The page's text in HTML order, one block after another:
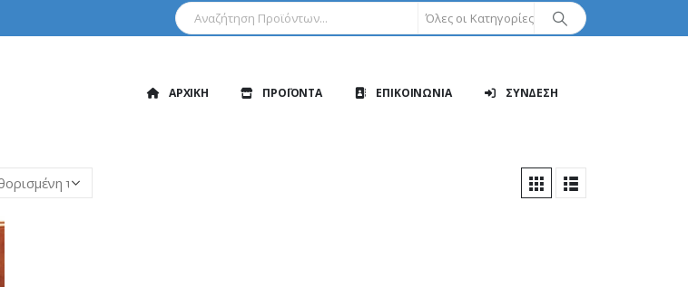
Όλες οι Κατηγορίες
ΑΡΧΙΚΗ ΠΡΟΪΟΝΤΑ ΕΠΙΚΟΙΝΩΝΙΑ ΣΥΝΔΕΣΗ